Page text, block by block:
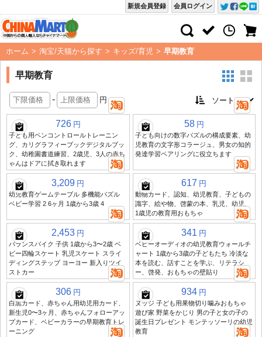
会員ログイン
新規会員登録
ホーム > 淘宝/天猫から探す > キッズ/育児 > 早期教育
早期教育
- 円
726 円
子ども用ペンコントロールトレーニン
グ、カリグラフィーブックデジタルブッ
ク、幼稚園書道練習、2歳児、3人の赤ち
ゃんはドアに拭き取れます
58 円
子ども向けの数字パズルの構成要素、幼
児教育の文字形コラージュ、男女の知的
発達学習ペアリングに役立ちます
3,209 円
幼児教育ゲームテーブル 多機能パズル
ベビー学習 2 6ヶ月 1歳から3歳 4
617 円
動物カード、認知、幼児教育、子どもの
識字、絵や物、啓蒙の本、乳児、幼児、
1歳児の教育用おもちゃ
2,453 円
バランスバイク 子供 1歳から3〜2歳 ベ
ビー四輪スケート 乳児スケート スライ
ディングステップ ヨーヨー 新入りツイ
ストカー
341 円
ベビーオーディオの幼児教育ウォールチ
ャート 1歳から3歳の子どもたち 冷淡な
本を読む、話すことを学ぶ、リテラシ
ー、啓発、おもちゃの壁貼り
306 円
白黒カード、赤ちゃん用幼児用カード、
新生児0〜3ヶ月、赤ちゃんフォローアッ
プカード、ベビーカラーの早期教育トレ
ーニング
934 円
ヌッジ 子ども用果物切り噛みおもちゃ
遊び家 野菜をかじり 男の子と女の子の
誕生日プレゼント モンテッソーリの幼児
教育